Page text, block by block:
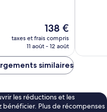
Le
nouveau
prix
de
138 €
taxes et frais compris
11 août - 12 août
similaires
les réductions et les
Plus de récompenses